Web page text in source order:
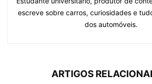
escreve sobre carros, curiosidades e
dos automóveis.
ARTIGOS